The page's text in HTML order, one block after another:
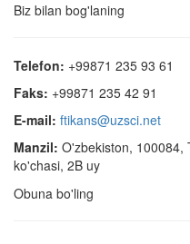
Biz bilan bog'laning
Telefon: +99871 235 93 61
Faks: +99871 235 42 91
E-mail: ftikans@uzsci.net
Manzil: O'zbekiston, 100084,
ko'chasi, 2B uy
Obuna bo'ling